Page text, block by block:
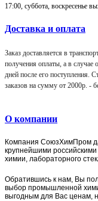
17:00, суббота, воскресенье
Доставка и оплата
Заказ доставляется в
получения оплаты, а в случае
дней после его поступления.
заказов на сумму от 2000р. -
О компании
Компания СоюзХимПром
крупнейшими
химии, лабораторного
Обратившись к нам, Вы
выбор промышленной
выгодным для Вас ценам,